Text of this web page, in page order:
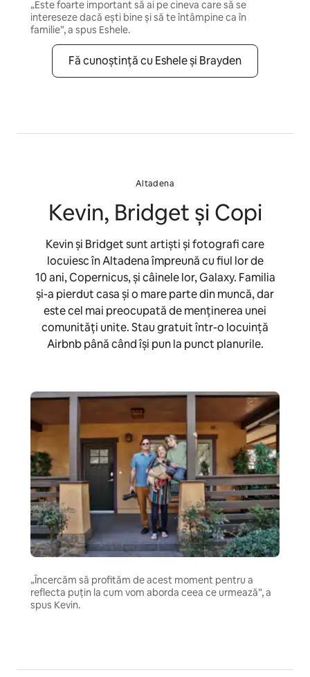
„Este foarte important să ai pe cineva care să se
intereseze dacă ești bine și să te întâmpine ca în
familie”, a spus Eshele.
Fă cunoștință cu Eshele și Brayden
Altadena
Kevin, Bridget și Copi
Kevin și Bridget sunt artiști și fotografi care
locuiesc în Altadena împreună cu fiul lor de
10 ani, Copernicus, și câinele lor, Galaxy. Familia
și-a pierdut casa și o mare parte din muncă, dar
este cel mai preocupată de menținerea unei
comunități unite. Stau gratuit într-o locuință
Airbnb până când își pun la punct planurile.
„Încercăm să profităm de acest moment pentru a
reflecta puțin la cum vom aborda ceea ce urmează”, a
spus Kevin.